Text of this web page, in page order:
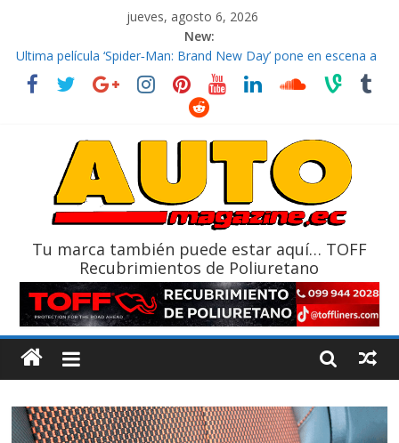
jueves, agosto 6, 2026
New:
El costo de tener un vehículo gana protagonismo a la hora de
decidir
Ultima película ‘Spider‑Man: Brand New Day’ pone en escena a
La Vuelta al Ecuador 2026, edición 47ª, recorre 7 provincias en 8
La FEDAK recibe 12 Sinotruk Bolden para cubrir las rutas de La
Tu marca también puede estar aquí… TOFF
Recubrimientos de Poliuretano